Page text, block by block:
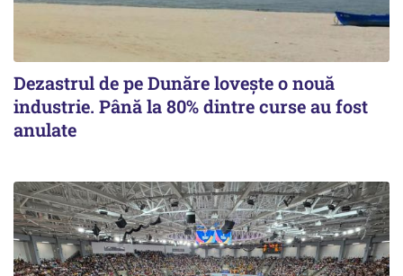
Dezastrul de pe Dunăre lovește o nouă
industrie. Până la 80% dintre curse au fost
anulate